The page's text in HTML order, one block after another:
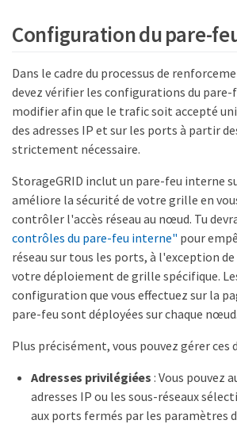
Configuration du pare-
Dans le cadre du processus de
devez vérifier les configurations du pare-
modifier afin que le trafic soit accepté
des adresses IP et sur les ports à partir
strictement nécessaire.
StorageGRID inclut un pare-feu interne
améliore la sécurité de votre grille en
contrôler l'accès réseau au nœud. Tu
contrôles du pare-feu interne" pour
réseau sur tous les ports, à l'exception de
votre déploiement de grille spécifique.
configuration que vous effectuez sur la
pare-feu sont déployées sur chaque nœud.
Plus précisément, vous pouvez gérer ces
Adresses privilégiées : Vous pouvez
adresses IP ou les sous-réseaux
aux ports fermés par les paramètres